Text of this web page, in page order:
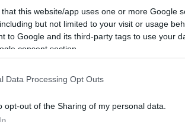
that this website/app uses one or more Google
but not limited to your visit or usage
to Google and its third-party tags to use your
consent section.
Data Processing Opt Outs
opt-out of the Sharing of my personal data.
την Ύδρα: Παρά τον
και ποδήλατα -
Αρχές
234